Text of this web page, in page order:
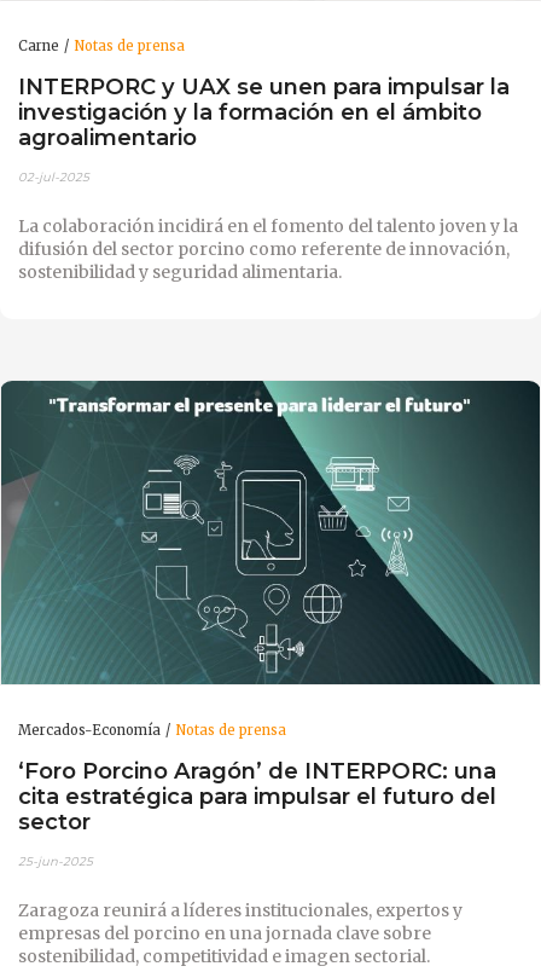
Carne Notas de prensa
INTERPORC y UAX se unen para impulsar la
investigación y la formación en el ámbito
agroalimentario
02-jul-2025
La colaboración incidirá en el fomento del talento joven y la
difusión del sector porcino como referente de innovación,
sostenibilidad y seguridad alimentaria.
Mercados-Economía Notas de prensa
‘Foro Porcino Aragón’ de INTERPORC: una
cita estratégica para impulsar el futuro del
sector
25-jun-2025
Zaragoza reunirá a líderes institucionales, expertos y
empresas del porcino en una jornada clave sobre
sostenibilidad, competitividad e imagen sectorial.